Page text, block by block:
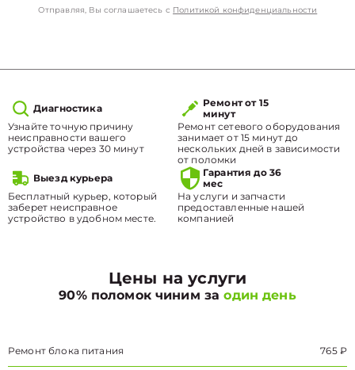
Отправляя, Вы соглашаетесь с Политикой конфиденциальности
Диагностика
Узнайте точную причину
неисправности вашего
устройства через 30 минут
Ремонт от 15
минут
Ремонт сетевого оборудования
занимает от 15 минут до
нескольких дней в зависимости
от поломки
Выезд курьера
Бесплатный курьер, который
заберет неисправное
устройство в удобном месте.
Гарантия до 36
мес
На услуги и запчасти
предоставленные нашей
компанией
Цены на услуги
90% поломок чиним заодин день
Ремонт блока питания 765 ₽